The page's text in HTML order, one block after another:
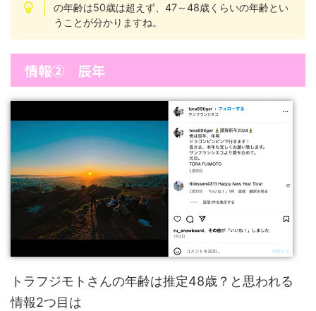
の年齢は50歳は超えず、47～48歳くらいの年齢とい
うことが分かりますね。
情報② 辰年
トラフジモトさんの年齢は推定48歳？と思われる
情報2つ目は